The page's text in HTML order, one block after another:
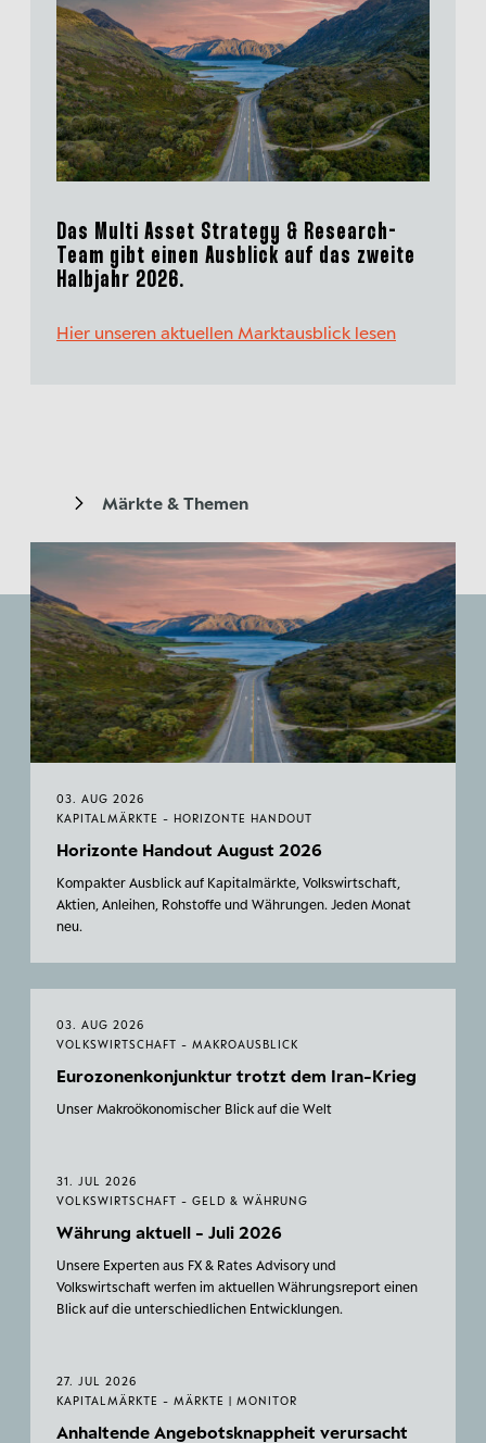
Das Multi Asset Strategy & Research-
Team gibt einen Ausblick auf das zweite
Halbjahr 2026.
Hier unseren aktuellen Marktausblick lesen
Märkte & Themen
03. AUG 2026
KAPITALMÄRKTE - HORIZONTE HANDOUT
Horizonte Handout August 2026
Kompakter Ausblick auf Kapitalmärkte, Volkswirtschaft,
Aktien, Anleihen, Rohstoffe und Währungen. Jeden Monat
neu.
03. AUG 2026
VOLKSWIRTSCHAFT - MAKROAUSBLICK
Eurozonenkonjunktur trotzt dem Iran-Krieg
Unser Makroökonomischer Blick auf die Welt
31. JUL 2026
VOLKSWIRTSCHAFT - GELD & WÄHRUNG
Währung aktuell - Juli 2026
Unsere Experten aus FX & Rates Advisory und
Volkswirtschaft werfen im aktuellen Währungsreport einen
Blick auf die unterschiedlichen Entwicklungen.
27. JUL 2026
KAPITALMÄRKTE - MÄRKTE | MONITOR
Anhaltende Angebotsknappheit verursacht